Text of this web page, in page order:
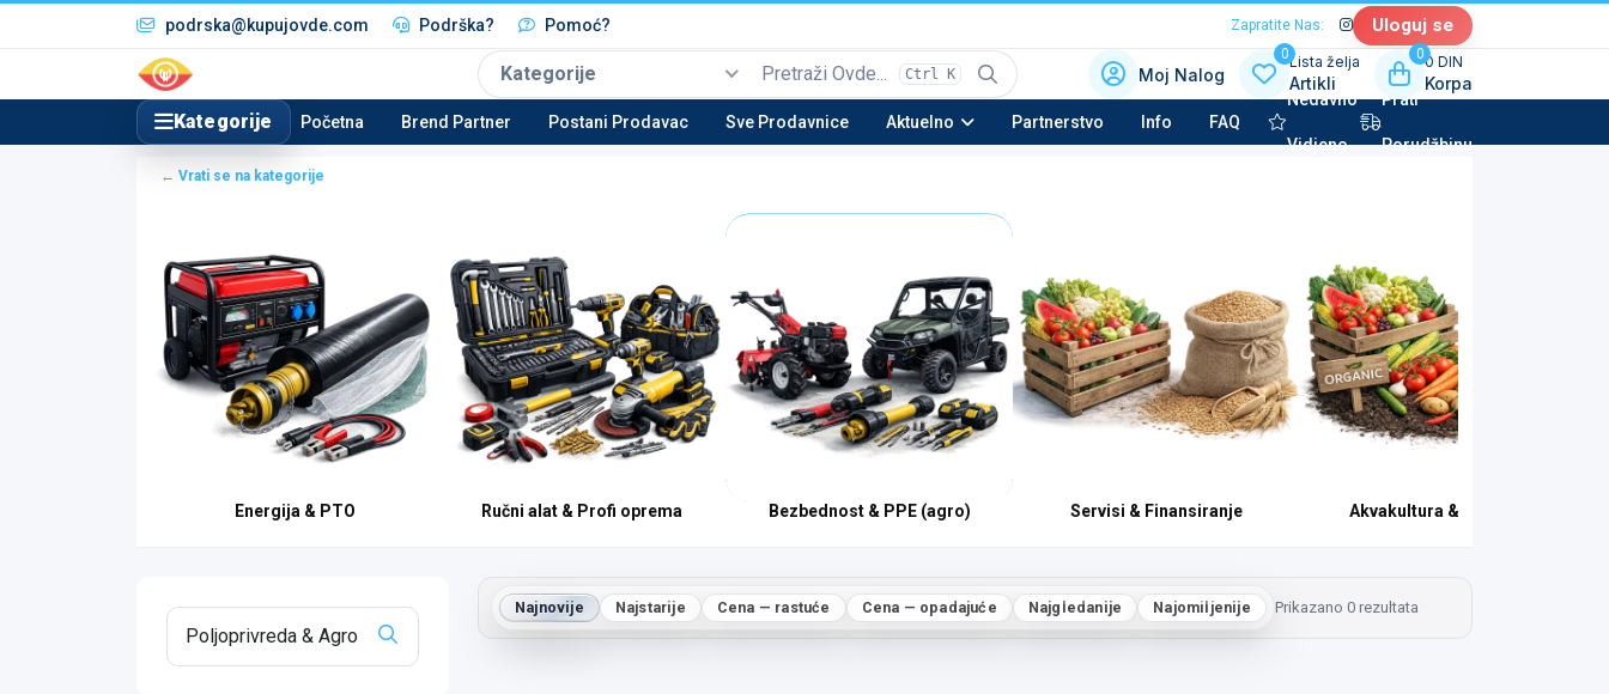
podrska@kupujovde.com Podrška? Pomoć? Zapratite Nas: Uloguj se
Kategorije
Top kategorije Izaberi kategoriju sa slikama
22 potkategorija 16 potkategorija
Nekretnine
13 potkategorija
Bela tehnika & Kućni aparati
23 potkategorija
Ctrl K Moj Nalog
0Lista želja
Artikli
00 DIN
Korpa
Kategorije Početna Brend Partner Postani Prodavac Sve Prodavnice Aktuelno Partnerstvo Info FAQ
Nedavno
Vidjeno
Prati
Porudžbinu
← Vrati se na kategorije
Energija & PTO Ručni alat & Profi oprema Bezbednost & PPE (agro) Servisi & Finansiranje Akvakultura & Ribarstvo
Najnovije Najstarije Cena — rastuće Cena — opadajuće Najgledanije Najomiljenije Prikazano 0 rezultata